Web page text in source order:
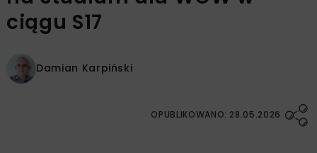
ciągu S17
Damian Karpiński
OPUBLIKOWANO: 28.05.2026